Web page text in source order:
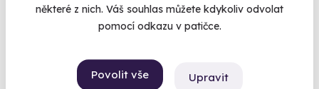
některé z nich. Váš souhlas můžete kdykoliv odvolat
pomocí odkazu v patičce.
Povolit vše Upravit